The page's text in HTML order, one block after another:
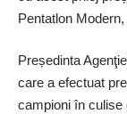
Pentatlon
Președinta
care a efectuat
campioni în culise